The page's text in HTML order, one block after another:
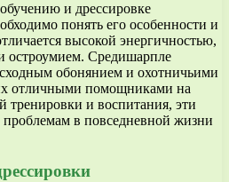
и дрессировке
понять его особенности и
высокой энергичностью,
остроумием. Средишарпле
обонянием и охотничьими
отличными помощниками на
тренировки и воспитания, эти
проблемам в повседневной жизни